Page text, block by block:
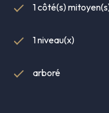
1 côté(s)
1 niveau(x)
arboré